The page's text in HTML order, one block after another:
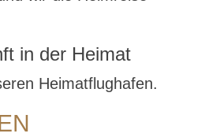
in der Heimat
Heimatflughafen.